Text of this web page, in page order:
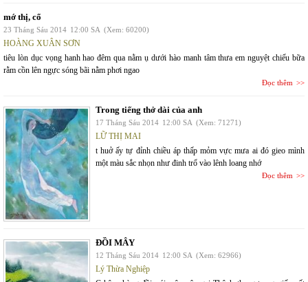
mớ thị, cổ
23 Tháng Sáu 2014 12:00 SA (Xem: 60200)
HOÀNG XUÂN SƠN
tiêu lòn dục vọng hanh hao đêm qua nằm ụ dưới hào manh tâm thưa em nguyệt chiếu bữa
rằm cồn lên ngực sóng bãi nằm phơi ngao
Đọc thêm
Trong tiếng thở dài của anh
17 Tháng Sáu 2014 12:00 SA (Xem: 71271)
LỮ THỊ MAI
t huở ấy tự đỉnh chiều áp thấp mỏm vực mưa ai đó gieo mình
một màu sắc nhọn như đinh trổ vào lênh loang nhớ
Đọc thêm
ĐỒI MÂY
12 Tháng Sáu 2014 12:00 SA (Xem: 62966)
Lý Thừa Nghiệp